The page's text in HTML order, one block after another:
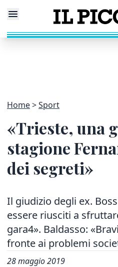
Home Sport
«Trieste, una
stagione
dei segreti»
Il giudizio degli ex.
essere riusciti a
gara4». Baldasso:
fronte ai problemi
28 maggio 2019